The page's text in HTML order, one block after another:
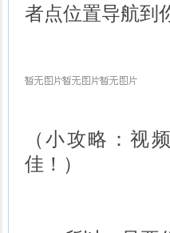
者点位置导航到
（小攻略：视
佳！）